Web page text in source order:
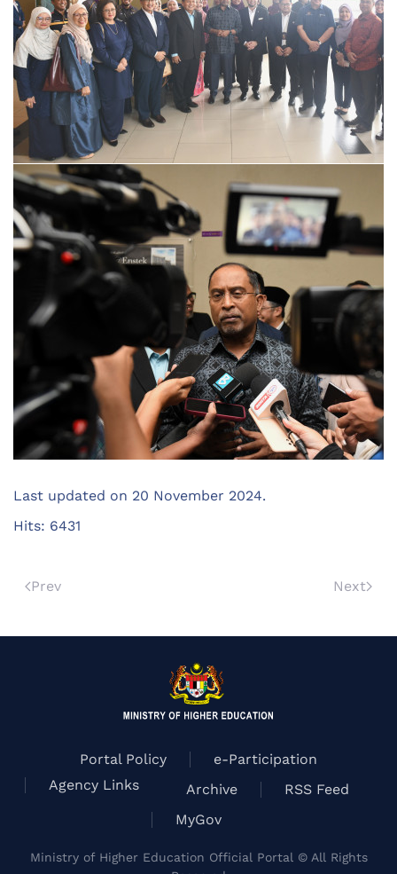
Last updated on 20 November 2024.
Hits: 6431
Prev Next
Portal Policy
e-Participation
Agency Links
Archive
RSS Feed
MyGov
Ministry of Higher Education Official Portal © All Rights